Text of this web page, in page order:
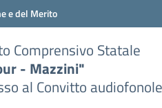
e del Merito
Comprensivo Statale
- Mazzini"
al Convitto